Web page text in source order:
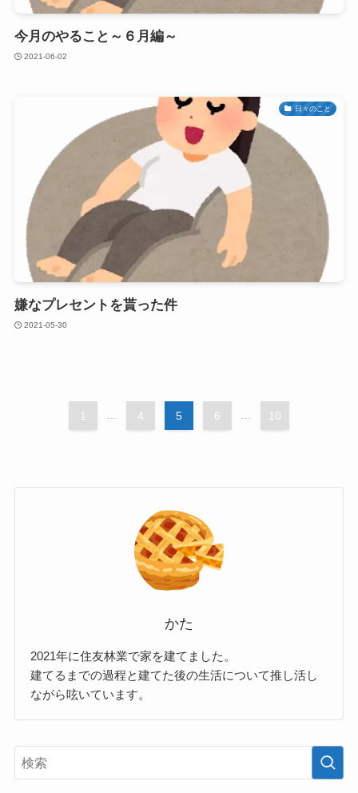
今月のやること～６月編～
2021-06-02
日々のこと
嫌なプレセントを貰った件
2021-05-30
1 ... 4 5 6 ... 10
かた
2021年に住友林業で家を建てました。
建てるまでの過程と建てた後の生活について推し活し
ながら呟いています。